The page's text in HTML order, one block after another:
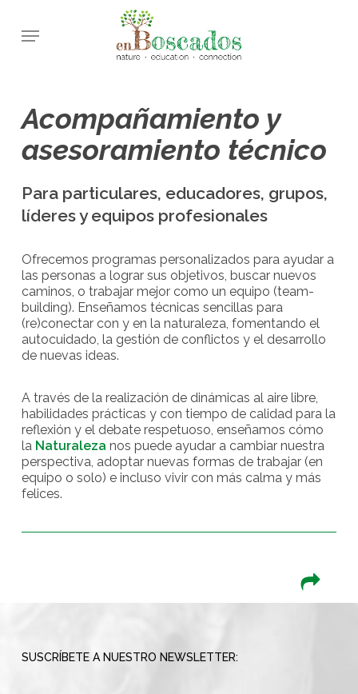
Menu
Acompañamiento y
asesoramiento técnico
Para particulares, educadores, grupos,
líderes y equipos profesionales
Ofrecemos programas personalizados para ayudar a
las personas a lograr sus objetivos, buscar nuevos
caminos, o trabajar mejor como un equipo (team-
building). Enseñamos técnicas sencillas para
(re)conectar con y en la naturaleza, fomentando el
autocuidado, la gestión de conflictos y el desarrollo
de nuevas ideas.
A través de la realización de dinámicas al aire libre,
habilidades prácticas y con tiempo de calidad para la
reflexión y el debate respetuoso, enseñamos cómo
la Naturaleza nos puede ayudar a cambiar nuestra
perspectiva, adoptar nuevas formas de trabajar (en
equipo o solo) e incluso vivir con más calma y más
felices.
SUSCRÍBETE A NUESTRO NEWSLETTER: